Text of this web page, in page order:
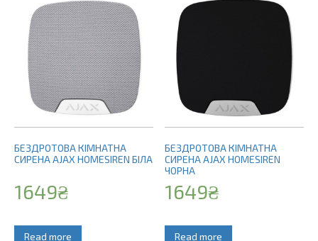
БЕЗДРОТОВА КІМНАТНА
СИРЕНА AJAX HOMESIREN БІЛА
1649₴
Read more
БЕЗДРОТОВА КІМНАТНА
СИРЕНА AJAX HOMESIREN
ЧОРНА
1649₴
Read more